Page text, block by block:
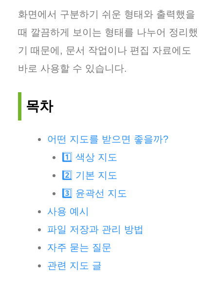
화면에서 구분하기 쉬운 형태와 출력했을
때 깔끔하게 보이는 형태를 나누어 정리했
기 때문에, 문서 작업이나 편집 자료에도
바로 사용할 수 있습니다.
목차
어떤 지도를 받으면 좋을까?
1️⃣ 색상 지도
2️⃣ 기본 지도
3️⃣ 윤곽선 지도
사용 예시
파일 저장과 관리 방법
자주 묻는 질문
관련 지도 글